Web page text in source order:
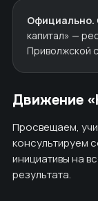
Официально.
капитал» —
Приволжской
Движение
Просвещаем,
консультируем
инициативы на
результата.